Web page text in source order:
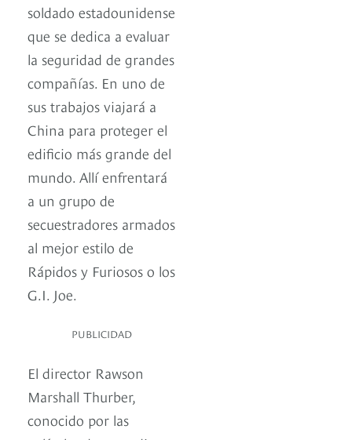
soldado estadounidense
que se dedica a evaluar
la seguridad de grandes
compañías. En uno de
sus trabajos viajará a
China para proteger el
edificio más grande del
mundo. Allí enfrentará
a un grupo de
secuestradores armados
al mejor estilo de
Rápidos y Furiosos o los
G.I. Joe.
PUBLICIDAD
El director Rawson
Marshall Thurber,
conocido por las